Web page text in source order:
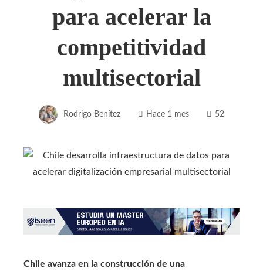
para acelerar la
competitividad
multisectorial
Rodrigo Benítez Hace 1 mes 52
Chile avanza en la construcción de una